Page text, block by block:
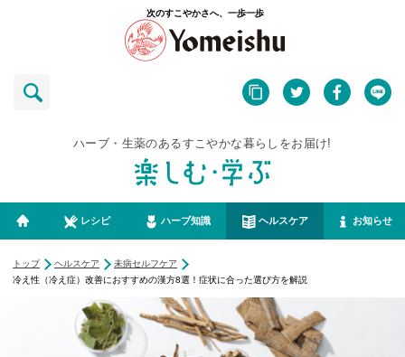
次のすこやかさへ、一歩一歩
ハーブ・生薬のあるすこやかな暮らしをお届け!
レシピ ハーブ知識 ヘルスケア お知らせ
トップ ヘルスケア
未病セルフケア
冷え性（冷え症）改善におすすめの漢方8選！症状に合った選び方を解説